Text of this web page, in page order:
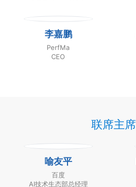
李嘉鹏
PerfMa
CEO
联席主席
喻友平
百度
AI技术生态部总经理